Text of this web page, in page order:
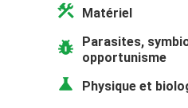
construction Matériel
pest_control
Parasites,
opportunisme
science Physique et